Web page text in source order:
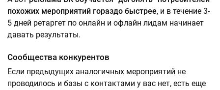
похожих мероприятий гораздо быстрее, и в течение 3-
5 дней ретаргет по онлайн и офлайн лидам начинает
давать результаты.
Сообщества конкурентов
Если предыдущих аналогичных мероприятий не
проводилось и базы с контактами у вас нет, есть еще